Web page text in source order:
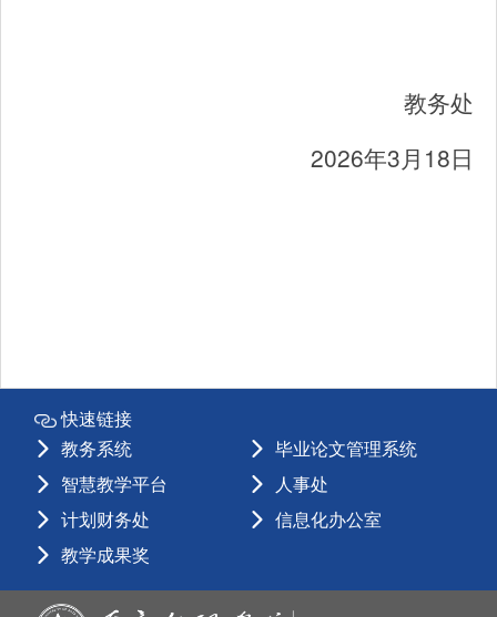
教务处
2026年3月 18 日
快速链接
教务系统
毕业论文管理系统
智慧教学平台
人事处
计划财务处
信息化办公室
教学成果奖